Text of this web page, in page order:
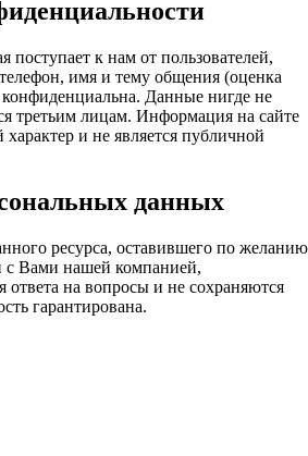
поступает к нам от пользователей,
имя и тему общения (оценка
Данные нигде не
третьим лицам. Информация на сайте
и не является публичной
данных
ресурса, оставившего по желанию
с Вами нашей компанией,
ответа на вопросы и не сохраняются
гарантирована.